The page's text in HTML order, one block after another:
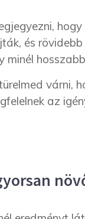
és
minél
várni,
az